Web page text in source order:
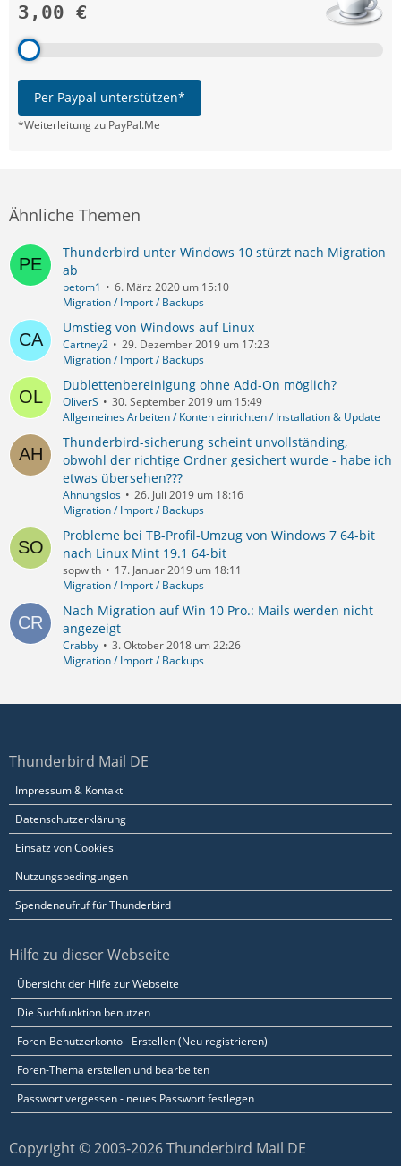
3,00 €
Per Paypal unterstützen*
*Weiterleitung zu PayPal.Me
Ähnliche Themen
Thunderbird unter Windows 10 stürzt nach Migration
ab
petom1
6. März 2020 um 15:10
Migration / Import / Backups
Umstieg von Windows auf Linux
Cartney2
29. Dezember 2019 um 17:23
Migration / Import / Backups
Dublettenbereinigung ohne Add-On möglich?
OliverS
30. September 2019 um 15:49
Allgemeines Arbeiten / Konten einrichten / Installation & Update
Thunderbird-sicherung scheint unvollständing,
obwohl der richtige Ordner gesichert wurde - habe ich
etwas übersehen???
Ahnungslos
26. Juli 2019 um 18:16
Migration / Import / Backups
Probleme bei TB-Profil-Umzug von Windows 7 64-bit
nach Linux Mint 19.1 64-bit
sopwith
17. Januar 2019 um 18:11
Migration / Import / Backups
Nach Migration auf Win 10 Pro.: Mails werden nicht
angezeigt
Crabby
3. Oktober 2018 um 22:26
Migration / Import / Backups
Thunderbird Mail DE
Impressum & Kontakt
Datenschutzerklärung
Einsatz von Cookies
Nutzungsbedingungen
Spendenaufruf für Thunderbird
Hilfe zu dieser Webseite
Übersicht der Hilfe zur Webseite
Die Suchfunktion benutzen
Foren-Benutzerkonto - Erstellen (Neu registrieren)
Foren-Thema erstellen und bearbeiten
Passwort vergessen - neues Passwort festlegen
Copyright © 2003-2026 Thunderbird Mail DE